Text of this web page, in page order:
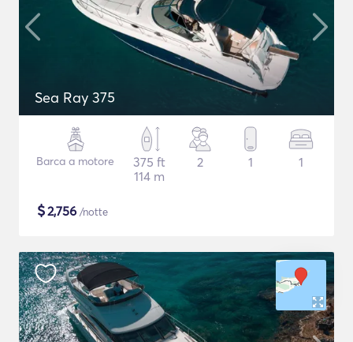
Sea Ray 375
Barca a motore
375 ft
114 m
2 1 1
$2,756 /notte